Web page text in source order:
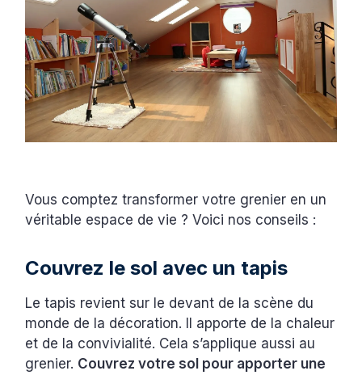
Vous comptez transformer votre grenier en un
véritable espace de vie ? Voici nos conseils :
Couvrez le sol avec un tapis
Le tapis revient sur le devant de la scène du
monde de la décoration. Il apporte de la chaleur
et de la convivialité. Cela s’applique aussi au
grenier. Couvrez votre sol pour apporter une